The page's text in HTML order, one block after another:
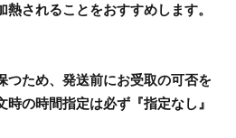
されることをおすすめします。
つため、発送前にお受取の可否を
の時間指定は必ず『指定なし』